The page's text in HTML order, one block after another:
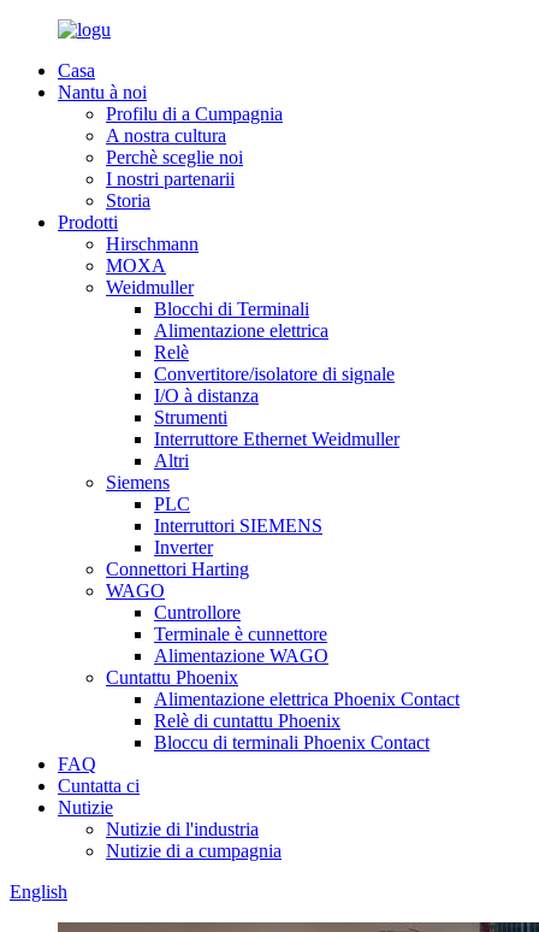
Casa
Nantu à noi
Profilu di a Cumpagnia
A nostra cultura
Perchè sceglie noi
I nostri partenarii
Storia
Prodotti
Hirschmann
MOXA
Weidmuller
Blocchi di Terminali
Alimentazione elettrica
Relè
Convertitore/isolatore di signale
I/O à distanza
Strumenti
Interruttore Ethernet Weidmuller
Altri
Siemens
PLC
Interruttori SIEMENS
Inverter
Connettori Harting
WAGO
Cuntrollore
Terminale è cunnettore
Alimentazione WAGO
Cuntattu Phoenix
Alimentazione elettrica Phoenix Contact
Relè di cuntattu Phoenix
Bloccu di terminali Phoenix Contact
FAQ
Cuntatta ci
Nutizie
Nutizie di l'industria
Nutizie di a cumpagnia
English